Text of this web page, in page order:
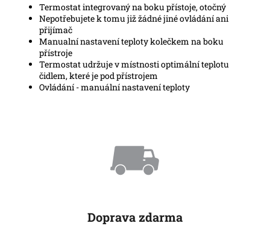
Termostat integrovaný na boku přístoje, otočný
Nepotřebujete k tomu již žádné jiné ovládání ani
přijímač
Manualní nastavení teploty kolečkem na boku
přístroje
Termostat udržuje v místnosti optimální teplotu
čidlem, které je pod přístrojem
Ovládání - manuální nastavení teploty
Doprava zdarma